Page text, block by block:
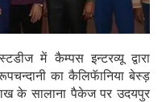
में कैम्पस इन्टरव्यू द्वारा
का कैलिफॅानिया बेस्ड़
के सालाना पैकेज पर उदयपुर